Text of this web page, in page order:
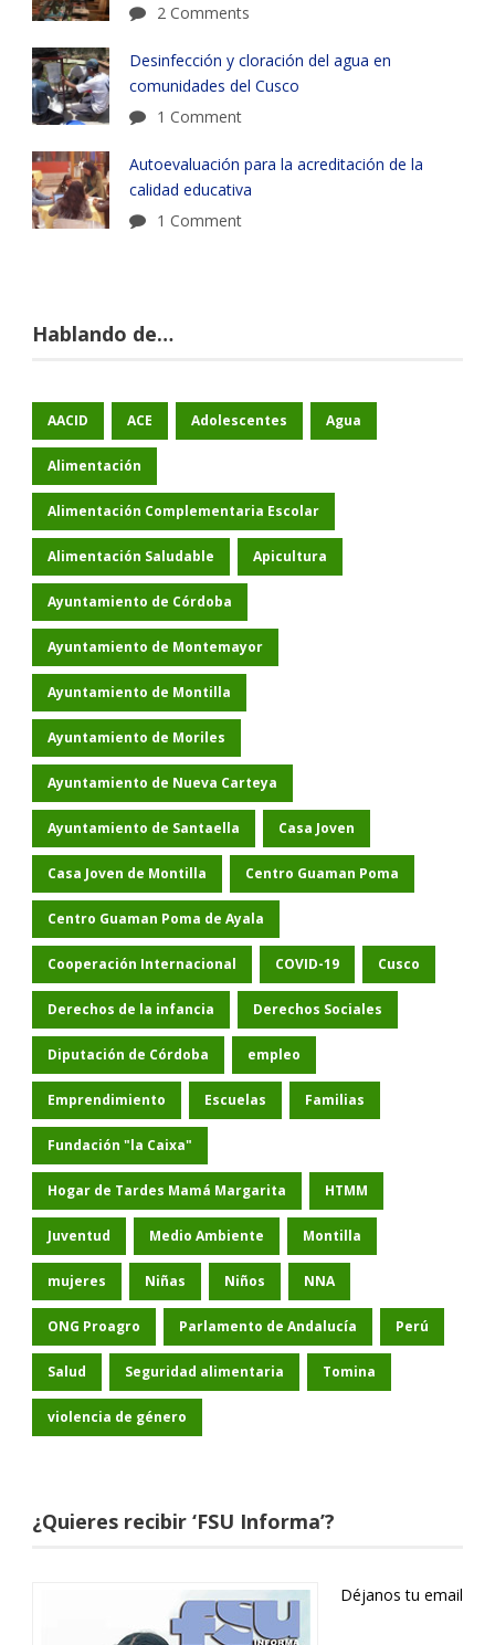
2 Comments
Desinfección y cloración del agua en
comunidades del Cusco
1 Comment
Autoevaluación para la acreditación de la
calidad educativa
1 Comment
Hablando de…
AACID ACE Adolescentes Agua
Alimentación
Alimentación Complementaria Escolar
Alimentación Saludable Apicultura
Ayuntamiento de Córdoba
Ayuntamiento de Montemayor
Ayuntamiento de Montilla
Ayuntamiento de Moriles
Ayuntamiento de Nueva Carteya
Ayuntamiento de Santaella Casa Joven
Casa Joven de Montilla Centro Guaman Poma
Centro Guaman Poma de Ayala
Cooperación Internacional COVID-19 Cusco
Derechos de la infancia Derechos Sociales
Diputación de Córdoba empleo
Emprendimiento Escuelas Familias
Fundación "la Caixa"
Hogar de Tardes Mamá Margarita HTMM
Juventud Medio Ambiente Montilla
mujeres Niñas Niños NNA
ONG Proagro Parlamento de Andalucía Perú
Salud Seguridad alimentaria Tomina
violencia de género
¿Quieres recibir ‘FSU Informa’?
Déjanos tu email